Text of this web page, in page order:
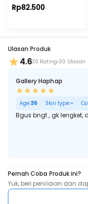
Rp82.500
Ulasan Produk
4.630 Rating 30 Ulasan
Gallery Haphap
Age:36 Skin type:-
Bgus bngt , gk lengket,
Pernah Coba Produk ini?
Yuk, beri penilaian dan